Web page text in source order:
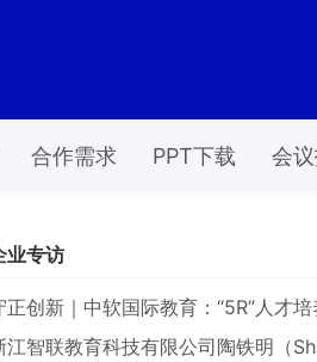
合作需求 PPT下载 会
业专访
正创新｜中软国际教育：“5R”人才
江智联教育科技有限公司陶铁明（